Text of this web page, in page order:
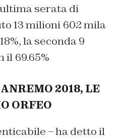
serata di
13 milioni 602 mila
la seconda 9
il 69.65%
2018, LE
ORFEO
– ha detto il